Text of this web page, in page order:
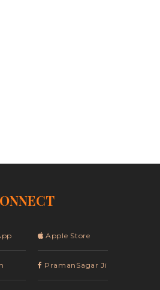
Apple Store
PramanSagar Ji